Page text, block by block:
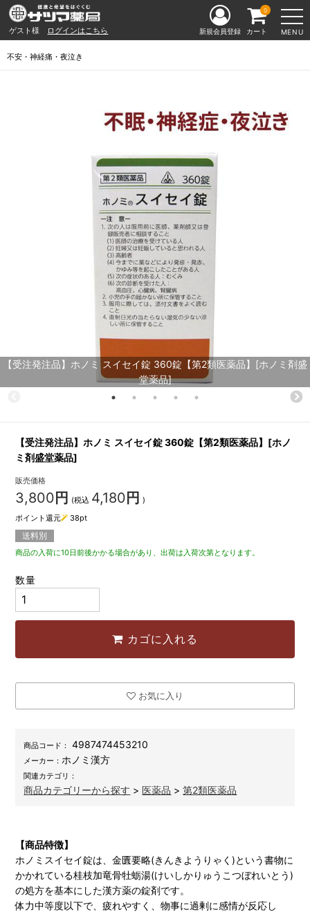
ゲスト様 ログインはこちら MENU
新規会員登録 カート
0
不安・神経痛・夜泣き
【受注発注品】ホノミ スイセイ錠 360錠【第2類医薬品】[ホノミ剤盛
堂薬品]
【受注発注品】ホノミ スイセイ錠 360錠【第2類医薬品】[ホノ
ミ剤盛堂薬品]
販売価格
3,800 円 (税込 4,180 円 )
ポイント還元
38pt
送料別
商品の入荷に10日前後かかる場合があり、出荷は入荷次第となります。
数量
カゴに入れる
お気に入り
商品コード： 4987474453210
メーカー：ホノミ漢方
関連カテゴリ：
商品カテゴリーから探す > 医薬品 >第2類医薬品
【商品特徴】
ホノミスイセイ錠は、金匱要略(きんきようりゃく)という書物に
かかれている桂枝加竜骨牡蛎湯(けいしかりゅうこつぼれいとう)
の処方を基本にした漢方薬の錠剤です。
体力中等度以下で、疲れやすく、物事に過剰に感情が反応し